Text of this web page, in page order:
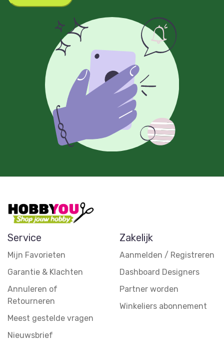
Service
Mijn Favorieten
Garantie & Klachten
Annuleren of
Retourneren
Meest gestelde vragen
Nieuwsbrief
Zakelijk
Aanmelden / Registreren
Dashboard Designers
Partner worden
Winkeliers abonnement